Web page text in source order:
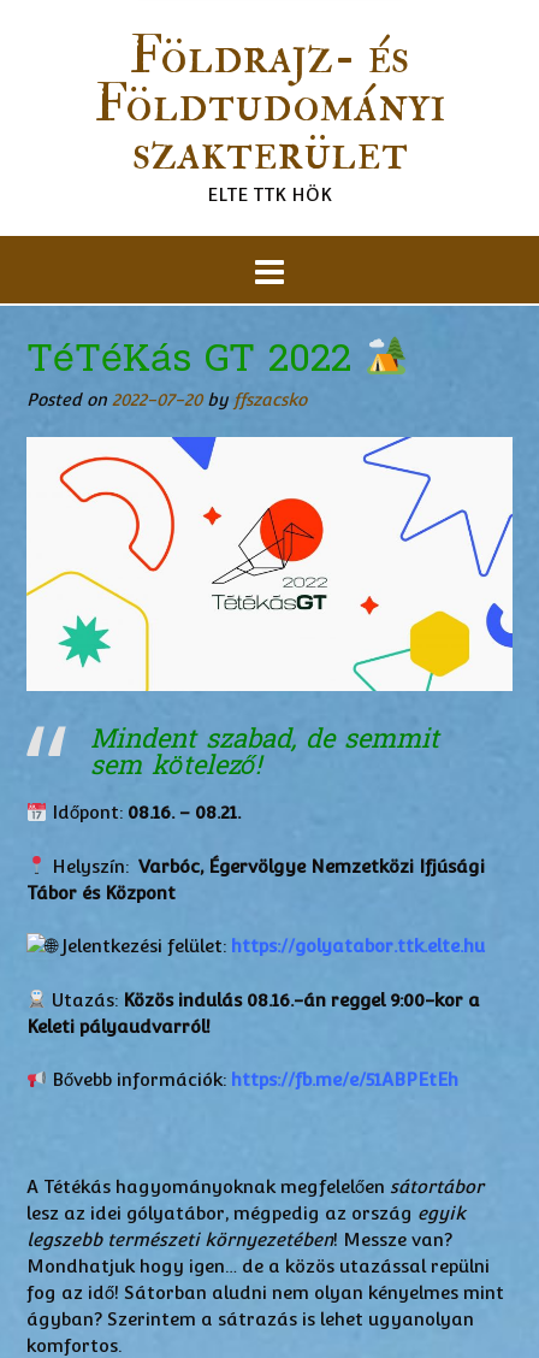
Földrajz- és
Földtudományi
szakterület
ELTE TTK HÖK
TéTéKás GT 2022
Posted on 2022-07-20by ffszacsko
Mindent szabad, de semmit
sem kötelező!
Időpont: 08.16. – 08.21.
Helyszín:Varbóc, Égervölgye Nemzetközi Ifjúsági
Tábor és Központ
Jelentkezési felület: https://golyatabor.ttk.elte.hu
Utazás: Közös indulás 08.16.-án reggel 9:00-kor a
Keleti pályaudvarról!
Bővebb információk: https://fb.me/e/51ABPEtEh
A Tétékás hagyományoknak megfelelően sátortábor
lesz az idei gólyatábor, mégpedig az ország egyik
legszebb természeti környezetében! Messze van?
Mondhatjuk hogy igen… de a közös utazással repülni
fog az idő! Sátorban aludni nem olyan kényelmes mint
ágyban? Szerintem a sátrazás is lehet ugyanolyan
komfortos.